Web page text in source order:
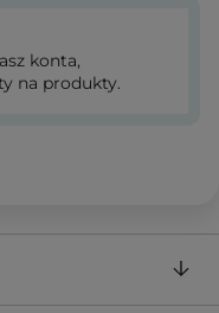
konta,
na produkty.